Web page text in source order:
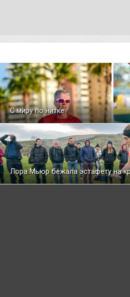
С миру по нитке
Лора Мьюр бежала эстафету на